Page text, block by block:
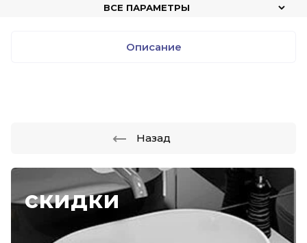
скидки
ВСЕ ПАРАМЕТРЫ
Описание
Назад